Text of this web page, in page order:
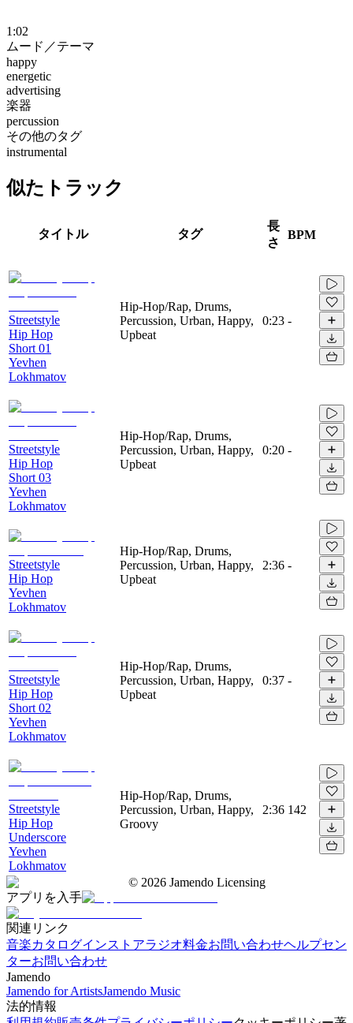
1:02
ムード／テーマ
happy
energetic
advertising
楽器
percussion
その他のタグ
instrumental
似たトラック
タイトル タグ
長
さ
BPM
Streetstyle
Hip Hop
Short 01
Yevhen
Lokhmatov
Hip-Hop/Rap, Drums,
Percussion, Urban, Happy,
Upbeat
0:23 -
Streetstyle
Hip Hop
Short 03
Yevhen
Lokhmatov
Hip-Hop/Rap, Drums,
Percussion, Urban, Happy,
Upbeat
0:20 -
Streetstyle
Hip Hop
Yevhen
Lokhmatov
Hip-Hop/Rap, Drums,
Percussion, Urban, Happy,
Upbeat
2:36 -
Streetstyle
Hip Hop
Short 02
Yevhen
Lokhmatov
Hip-Hop/Rap, Drums,
Percussion, Urban, Happy,
Upbeat
0:37 -
Streetstyle
Hip Hop
Underscore
Yevhen
Lokhmatov
Hip-Hop/Rap, Drums,
Percussion, Urban, Happy,
Groovy
2:36 142
© 2026 Jamendo Licensing
アプリを入手
関連リンク
音楽カタログインストアラジオ料金お問い合わせヘルプセン
ターお問い合わせ
Jamendo
Jamendo for ArtistsJamendo Music
法的情報